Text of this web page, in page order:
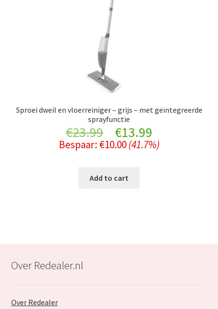
Sproei dweil en vloerreiniger – grijs – met geïntegreerde
sprayfunctie
€23.99
Original
price
was:
€13.99Current
price
Bespaar: €10.00 (41.7%)
Add to cart
Over Redealer.nl
Over Redealer